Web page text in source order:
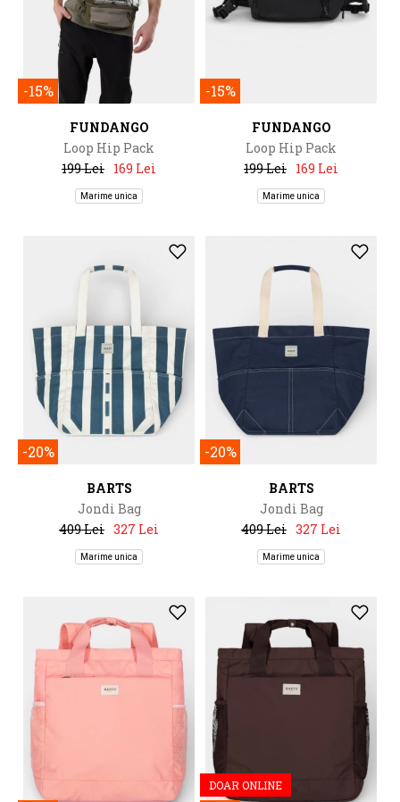
-15%
FUNDANGO
Loop Hip Pack
199 Lei 169 Lei
Marime unica
-15%
FUNDANGO
Loop Hip Pack
199 Lei 169 Lei
Marime unica
-20%
BARTS
Jondi Bag
409 Lei 327 Lei
Marime unica
-20%
BARTS
Jondi Bag
409 Lei 327 Lei
Marime unica
DOAR ONLINE